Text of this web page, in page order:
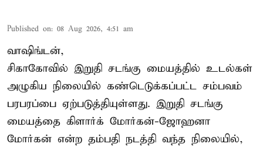
Published on: 08 Aug 2026, 4:51 am
வாஷிங்டன்,
சிகாகோவில் இறுதி சடங்கு மையத்தில் உடல்கள்
அழுகிய நிலையில் கண்டெடுக்கப்பட்ட சம்பவம்
பரபரப்பை ஏற்படுத்தியுள்ளது. இறுதி சடங்கு
மையத்தை கிளார்க் மோர்கன்-ஜோஹனா
மோர்கன் என்ற தம்பதி நடத்தி வந்த நிலையில்,